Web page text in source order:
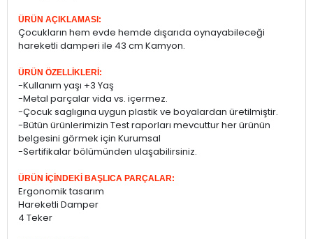
ÜRÜN AÇIKLAMASI:
Çocukların hem evde hemde dışarıda oynayabileceği
hareketli damperi ile 43 cm Kamyon.
ÜRÜN ÖZELLİKLERİ:
-Kullanım yaşı +3 Yaş
-Metal parçalar vida vs. içermez.
-Çocuk saglıgına uygun plastik ve boyalardan üretilmiştir.
-Bütün ürünlerimizin Test raporları mevcuttur her ürünün
belgesini görmek için Kurumsal
-Sertifikalar bölümünden ulaşabilirsiniz.
ÜRÜN İÇİNDEKİ BAŞLICA PARÇALAR:
Ergonomik tasarım
Hareketli Damper
4 Teker